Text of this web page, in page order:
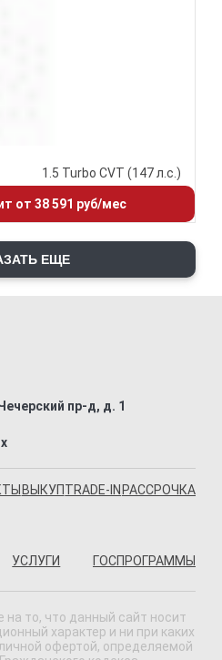
1.5 Turbo CVT (147 л.с.)
от 38 591 руб/мес
ЕЩЕ
пр-д, д. 1
ВЫКУПTRADE-IN РАССРОЧКА
УСЛУГИ ГОСПРОГРАММЫ
то, что данный сайт носит
характер и ни при каких
офертой, определяемой